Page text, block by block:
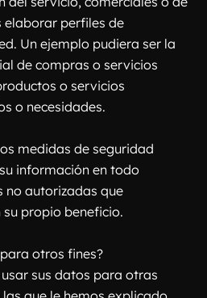
perfiles de
Un ejemplo pudiera ser la
de compras o servicios
o servicios
o necesidades.
medidas de seguridad
información en todo
no autorizadas que
propio beneficio.
otros fines?
sus datos para otras